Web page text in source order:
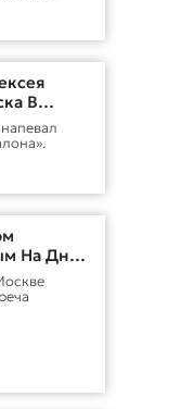
В
На Дне